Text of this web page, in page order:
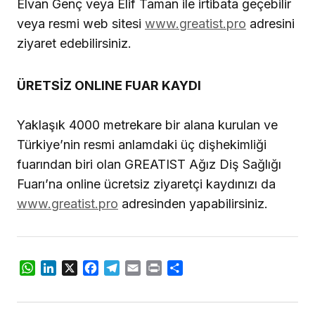
Elvan Genç veya Elif Taman ile irtibata geçebilir
veya resmi web sitesi www.greatist.pro adresini
ziyaret edebilirsiniz.
ÜRETSİZ ONLINE FUAR KAYDI
Yaklaşık 4000 metrekare bir alana kurulan ve
Türkiye’nin resmi anlamdaki üç dişhekimliği
fuarından biri olan GREATIST Ağız Diş Sağlığı
Fuarı’na online ücretsiz ziyaretçi kaydınızı da
www.greatist.pro adresinden yapabilirsiniz.
WhatsApp
LinkedIn
X Facebook
Telegram
Email Print